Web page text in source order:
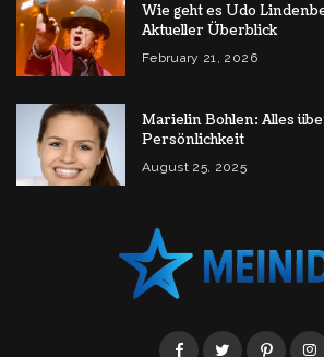
Wie geht es Udo
Aktueller Überblick
February 21, 2026
Marielin Bohlen: Alles
Persönlichkeit
August 25, 2025